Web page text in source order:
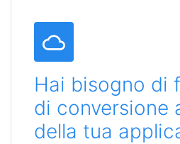
Hai bisogno di
di conversione
della tua